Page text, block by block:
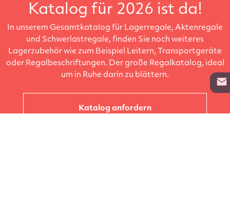
Katalog für 2026 ist da!
In unserem Gesamtkatalog für Lagerregale, Aktenregale
und Schwerlastregale, finden Sie noch weiteres
Lagerzubehör wie zum Beispiel Leitern, Transportgeräte
oder Regalbeschriftungen. Der große Regalkatalog, ideal
um in Ruhe darin zu blättern.
Katalog anfordern